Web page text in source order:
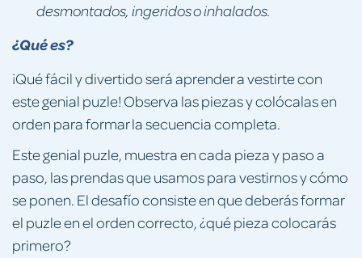
¿Qué es?
¡Qué fácil y divertido será aprender a vestirte con
este genial puzle! Observa las piezas y colócalas en
orden para formar la secuencia completa.
Este genial puzle, muestra en cada pieza y paso a
paso, las prendas que usamos para vestirnos y cómo
se ponen. El desafío consiste en que deberás formar
el puzle en el orden correcto, ¿qué pieza colocarás
primero?
desmontados, ingeridos o inhalados.